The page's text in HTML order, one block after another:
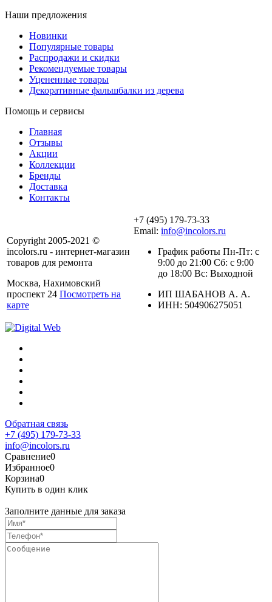
Наши предложения
Новинки
Популярные товары
Распродажи и скидки
Рекомендуемые товары
Уцененные товары
Декоративные фальшбалки из дерева
Помощь и сервисы
Главная
Отзывы
Акции
Коллекции
Бренды
Доставка
Контакты
Copyright 2005-2021 ©
incolors.ru - интернет-магазин
товаров для ремонта
Москва, Нахимовский
проспект 24 Посмотреть на
карте
+7 (495) 179-73-33
Email: info@incolors.ru
График работы Пн-Пт: с
9:00 до 21:00 Сб: с 9:00
до 18:00 Вс: Выходной
ИП ШАБАНОВ А. А.
ИНН: 504906275051
Обратная связь
+7 (495) 179-73-33
info@incolors.ru
Сравнение0
Избранное0
Корзина0
Купить в один клик
Заполните данные для заказа